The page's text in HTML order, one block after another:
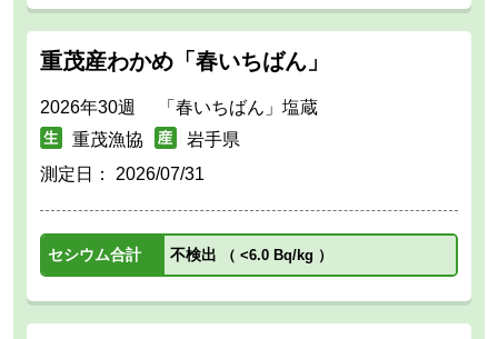
重茂産わかめ「春いちばん」
2026年30週 「春いちばん」塩蔵
重茂漁協
岩手県
測定日： 2026/07/31
セシウム合計 不検出 （ <6.0 Bq/kg ）